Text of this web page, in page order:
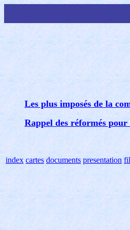
Les plus imposés de la
Rappel des réformés
index cartes documents presentation